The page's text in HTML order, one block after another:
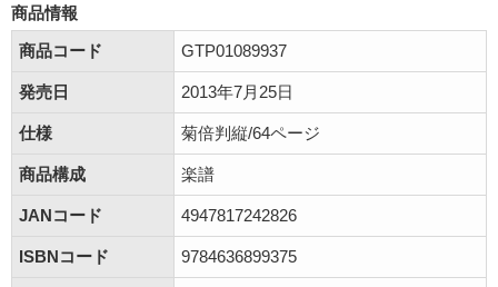
商品情報
商品コード
GTP01089937
発売日 2013年7月25日
仕様 菊倍判縦/64ページ
商品構成 楽譜
JANコード 4947817242826
ISBNコード 9784636899375